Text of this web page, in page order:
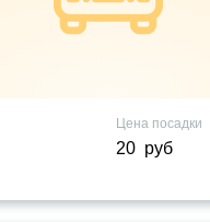
Цена посадки
20 руб